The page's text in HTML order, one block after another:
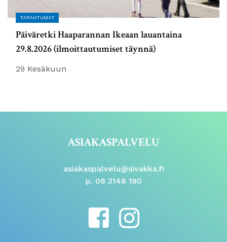
TAPAHTUMAT
Päiväretki Haaparannan Ikeaan lauantaina
29.8.2026 (ilmoittautumiset täynnä)
29 Kesäkuun
ASIAKASPALVELU
asiakaspalvelu@sivakka.fi
p. 08 3148 190